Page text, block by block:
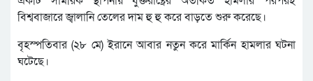
বিশ্ববাজারে জ্বালানি তেলের দাম হু হু করে বাড়তে শুরু করেছে।
বৃহস্পতিবার (২৮ মে) ইরানে আবার নতুন করে মার্কিন হামলার ঘটনা
ঘটেছে।